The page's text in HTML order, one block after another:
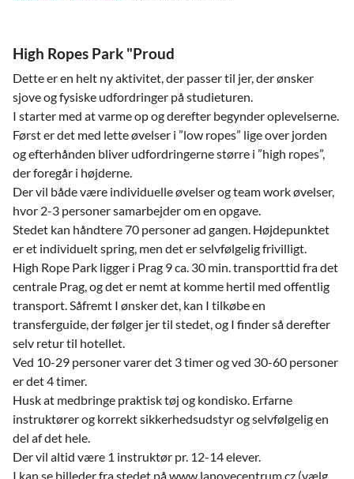
High Ropes Park "Proud
Dette er en helt ny aktivitet, der passer til jer, der ønsker
sjove og fysiske udfordringer på studieturen.
I starter med at varme op og derefter begynder oplevelserne.
Først er det med lette øvelser i ”low ropes” lige over jorden
og efterhånden bliver udfordringerne større i ”high ropes”,
der foregår i højderne.
Der vil både være individuelle øvelser og team work øvelser,
hvor 2-3 personer samarbejder om en opgave.
Stedet kan håndtere 70 personer ad gangen. Højdepunktet
er et individuelt spring, men det er selvfølgelig frivilligt.
High Rope Park ligger i Prag 9 ca. 30 min. transporttid fra det
centrale Prag, og det er nemt at komme hertil med offentlig
transport. Såfremt I ønsker det, kan I tilkøbe en
transferguide, der følger jer til stedet, og I finder så derefter
selv retur til hotellet.
Ved 10-29 personer varer det 3 timer og ved 30-60 personer
er det 4 timer.
Husk at medbringe praktisk tøj og kondisko. Erfarne
instruktører og korrekt sikkerhedsudstyr og selvfølgelig en
del af det hele.
Der vil altid være 1 instruktør pr. 12-14 elever.
I kan se billeder fra stedet på www.lanovecentrum.cz (vælg